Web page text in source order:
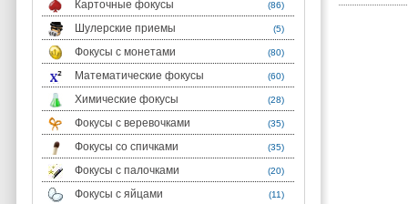
Карточные фокусы (86)
Шулерские приемы (5)
Фокусы с монетами (80)
Математические фокусы (60)
Химические фокусы (28)
Фокусы с веревочками (35)
Фокусы со спичками (35)
Фокусы с палочками (20)
Фокусы с яйцами (11)